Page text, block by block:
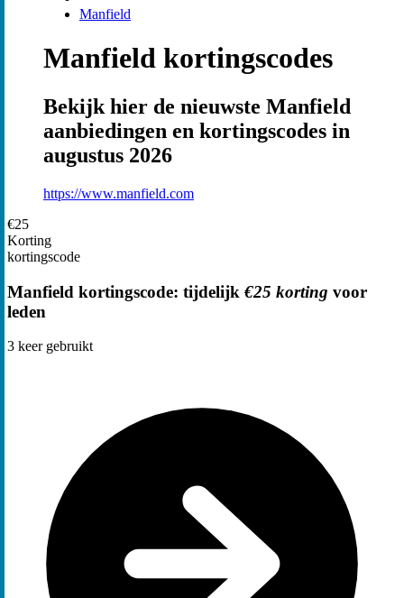
Manfield
Manfield kortingscodes
Bekijk hier de nieuwste Manfield
aanbiedingen en kortingscodes in
augustus 2026
https://www.manfield.com
€25
Korting
kortingscode
Manfield kortingscode: tijdelijk €25 korting voor
leden
3 keer gebruikt